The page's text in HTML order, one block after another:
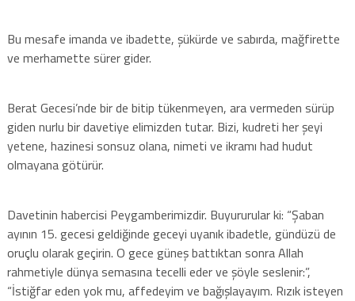
Bu mesafe imanda ve ibadette, şükürde ve sabırda, mağfirette
ve merhamette sürer gider.
Berat Gecesi’nde bir de bitip tükenmeyen, ara vermeden sürüp
giden nurlu bir davetiye elimizden tutar. Bizi, kudreti her şeyi
yetene, hazinesi sonsuz olana, nimeti ve ikramı had hudut
olmayana götürür.
Davetinin habercisi Peygamberimizdir. Buyururular ki: “Şaban
ayının 15. gecesi geldiğinde geceyi uyanık ibadetle, gündüzü de
oruçlu olarak geçirin. O gece güneş battıktan sonra Allah
rahmetiyle dünya semasına tecelli eder ve şöyle seslenir:”,
“İstiğfar eden yok mu, affedeyim ve bağışlayayım. Rızık isteyen